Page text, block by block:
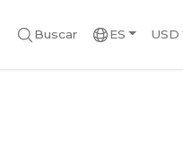
Buscar ES USD